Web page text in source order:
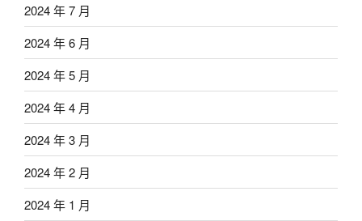
2024 年 7 月
2024 年 6 月
2024 年 5 月
2024 年 4 月
2024 年 3 月
2024 年 2 月
2024 年 1 月